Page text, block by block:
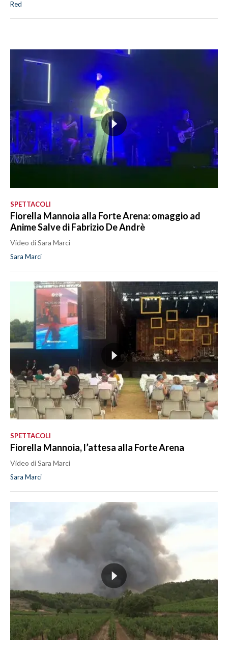
Red
SPETTACOLI
Fiorella Mannoia alla Forte Arena: omaggio ad
Anime Salve di Fabrizio De Andrè
Video di Sara Marci
Sara Marci
SPETTACOLI
Fiorella Mannoia, l’attesa alla Forte Arena
Video di Sara Marci
Sara Marci